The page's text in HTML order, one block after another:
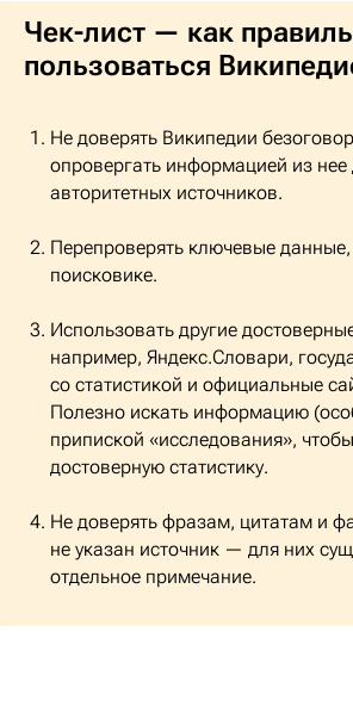
Чек-лист — как
пользоваться
Не доверять Википедии
опровергать информацией из нее
авторитетных источников.
Перепроверять ключевые
поисковике.
Использовать другие
например, Яндекс.Словари,
со статистикой и официальные
Полезно искать информацию
припиской «исследования»,
достоверную статистику.
Не доверять фразам, цитатам и
не указан источник — для них
отдельное примечание.